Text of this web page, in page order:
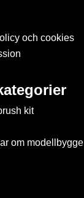
och cookies
kit
om modellbygge